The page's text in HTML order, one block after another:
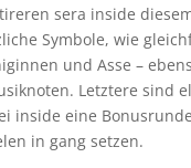
sera inside
Symbole, wie
und Asse –
Letztere sind
inside eine
in gang setzen.